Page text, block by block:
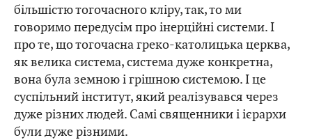
більшістю тогочасного кліру, так, то ми
говоримо передусім про інерційні системи. І
про те, що тогочасна греко-католицька церква,
як велика система, система дуже конкретна,
вона була земною і грішною системою. І це
суспільний інститут, який реалізувався через
дуже різних людей. Самі священники і ієрархи
були дуже різними.